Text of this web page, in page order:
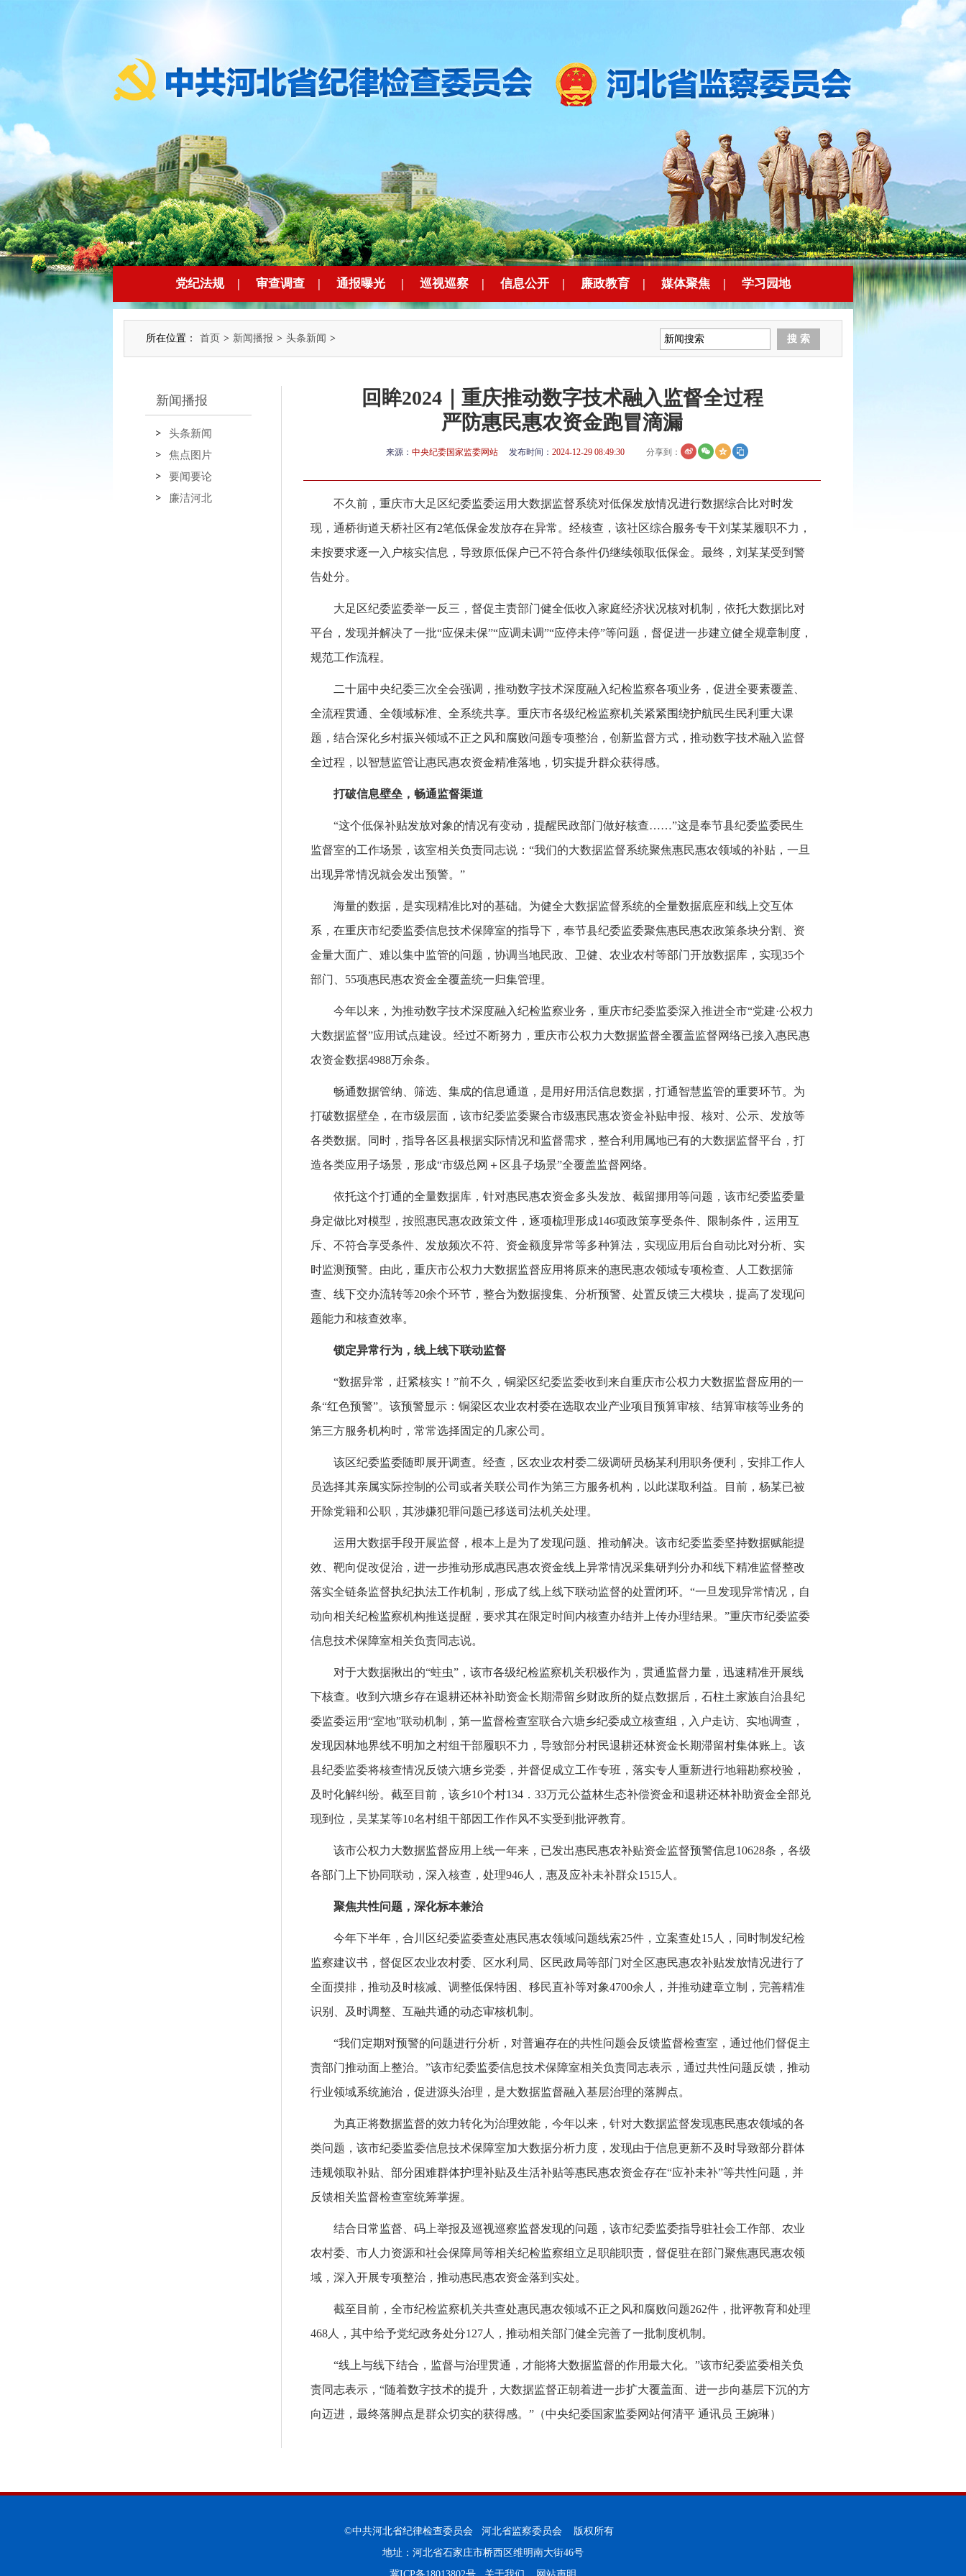
党纪法规 | 审查调查 | 通报曝光 | 巡视巡察 | 信息公开 | 廉政教育 | 媒体聚焦 | 学习园地
所在位置： 首页 > 新闻播报 > 头条新闻 >
新闻播报
头条新闻
焦点图片
要闻要论
廉洁河北
回眸2024｜重庆推动数字技术融入监督全过程
严防惠民惠农资金跑冒滴漏
来源： 中央纪委国家监委网站 发布时间： 2024-12-29 08:49:30 分享到：
不久前，重庆市大足区纪委监委运用大数据监督系统对低保发放情况进行数据综合比对时发
现，通桥街道天桥社区有2笔低保金发放存在异常。经核查，该社区综合服务专干刘某某履职不力，
未按要求逐一入户核实信息，导致原低保户已不符合条件仍继续领取低保金。最终，刘某某受到警
告处分。
大足区纪委监委举一反三，督促主责部门健全低收入家庭经济状况核对机制，依托大数据比对
平台，发现并解决了一批“应保未保”“应调未调”“应停未停”等问题，督促进一步建立健全规章制度，
规范工作流程。
二十届中央纪委三次全会强调，推动数字技术深度融入纪检监察各项业务，促进全要素覆盖、
全流程贯通、全领域标准、全系统共享。重庆市各级纪检监察机关紧紧围绕护航民生民利重大课
题，结合深化乡村振兴领域不正之风和腐败问题专项整治，创新监督方式，推动数字技术融入监督
全过程，以智慧监管让惠民惠农资金精准落地，切实提升群众获得感。
打破信息壁垒，畅通监督渠道
“这个低保补贴发放对象的情况有变动，提醒民政部门做好核查……”这是奉节县纪委监委民生
监督室的工作场景，该室相关负责同志说：“我们的大数据监督系统聚焦惠民惠农领域的补贴，一旦
出现异常情况就会发出预警。”
海量的数据，是实现精准比对的基础。为健全大数据监督系统的全量数据底座和线上交互体
系，在重庆市纪委监委信息技术保障室的指导下，奉节县纪委监委聚焦惠民惠农政策条块分割、资
金量大面广、难以集中监管的问题，协调当地民政、卫健、农业农村等部门开放数据库，实现35个
部门、55项惠民惠农资金全覆盖统一归集管理。
今年以来，为推动数字技术深度融入纪检监察业务，重庆市纪委监委深入推进全市“党建·公权力
大数据监督”应用试点建设。经过不断努力，重庆市公权力大数据监督全覆盖监督网络已接入惠民惠
农资金数据4988万余条。
畅通数据管纳、筛选、集成的信息通道，是用好用活信息数据，打通智慧监管的重要环节。为
打破数据壁垒，在市级层面，该市纪委监委聚合市级惠民惠农资金补贴申报、核对、公示、发放等
各类数据。同时，指导各区县根据实际情况和监督需求，整合利用属地已有的大数据监督平台，打
造各类应用子场景，形成“市级总网＋区县子场景”全覆盖监督网络。
依托这个打通的全量数据库，针对惠民惠农资金多头发放、截留挪用等问题，该市纪委监委量
身定做比对模型，按照惠民惠农政策文件，逐项梳理形成146项政策享受条件、限制条件，运用互
斥、不符合享受条件、发放频次不符、资金额度异常等多种算法，实现应用后台自动比对分析、实
时监测预警。由此，重庆市公权力大数据监督应用将原来的惠民惠农领域专项检查、人工数据筛
查、线下交办流转等20余个环节，整合为数据搜集、分析预警、处置反馈三大模块，提高了发现问
题能力和核查效率。
锁定异常行为，线上线下联动监督
“数据异常，赶紧核实！”前不久，铜梁区纪委监委收到来自重庆市公权力大数据监督应用的一
条“红色预警”。该预警显示：铜梁区农业农村委在选取农业产业项目预算审核、结算审核等业务的
第三方服务机构时，常常选择固定的几家公司。
该区纪委监委随即展开调查。经查，区农业农村委二级调研员杨某利用职务便利，安排工作人
员选择其亲属实际控制的公司或者关联公司作为第三方服务机构，以此谋取利益。目前，杨某已被
开除党籍和公职，其涉嫌犯罪问题已移送司法机关处理。
运用大数据手段开展监督，根本上是为了发现问题、推动解决。该市纪委监委坚持数据赋能提
效、靶向促改促治，进一步推动形成惠民惠农资金线上异常情况采集研判分办和线下精准监督整改
落实全链条监督执纪执法工作机制，形成了线上线下联动监督的处置闭环。“一旦发现异常情况，自
动向相关纪检监察机构推送提醒，要求其在限定时间内核查办结并上传办理结果。”重庆市纪委监委
信息技术保障室相关负责同志说。
对于大数据揪出的“蛀虫”，该市各级纪检监察机关积极作为，贯通监督力量，迅速精准开展线
下核查。收到六塘乡存在退耕还林补助资金长期滞留乡财政所的疑点数据后，石柱土家族自治县纪
委监委运用“室地”联动机制，第一监督检查室联合六塘乡纪委成立核查组，入户走访、实地调查，
发现因林地界线不明加之村组干部履职不力，导致部分村民退耕还林资金长期滞留村集体账上。该
县纪委监委将核查情况反馈六塘乡党委，并督促成立工作专班，落实专人重新进行地籍勘察校验，
及时化解纠纷。截至目前，该乡10个村134．33万元公益林生态补偿资金和退耕还林补助资金全部兑
现到位，吴某某等10名村组干部因工作作风不实受到批评教育。
该市公权力大数据监督应用上线一年来，已发出惠民惠农补贴资金监督预警信息10628条，各级
各部门上下协同联动，深入核查，处理946人，惠及应补未补群众1515人。
聚焦共性问题，深化标本兼治
今年下半年，合川区纪委监委查处惠民惠农领域问题线索25件，立案查处15人，同时制发纪检
监察建议书，督促区农业农村委、区水利局、区民政局等部门对全区惠民惠农补贴发放情况进行了
全面摸排，推动及时核减、调整低保特困、移民直补等对象4700余人，并推动建章立制，完善精准
识别、及时调整、互融共通的动态审核机制。
“我们定期对预警的问题进行分析，对普遍存在的共性问题会反馈监督检查室，通过他们督促主
责部门推动面上整治。”该市纪委监委信息技术保障室相关负责同志表示，通过共性问题反馈，推动
行业领域系统施治，促进源头治理，是大数据监督融入基层治理的落脚点。
为真正将数据监督的效力转化为治理效能，今年以来，针对大数据监督发现惠民惠农领域的各
类问题，该市纪委监委信息技术保障室加大数据分析力度，发现由于信息更新不及时导致部分群体
违规领取补贴、部分困难群体护理补贴及生活补贴等惠民惠农资金存在“应补未补”等共性问题，并
反馈相关监督检查室统筹掌握。
结合日常监督、码上举报及巡视巡察监督发现的问题，该市纪委监委指导驻社会工作部、农业
农村委、市人力资源和社会保障局等相关纪检监察组立足职能职责，督促驻在部门聚焦惠民惠农领
域，深入开展专项整治，推动惠民惠农资金落到实处。
截至目前，全市纪检监察机关共查处惠民惠农领域不正之风和腐败问题262件，批评教育和处理
468人，其中给予党纪政务处分127人，推动相关部门健全完善了一批制度机制。
“线上与线下结合，监督与治理贯通，才能将大数据监督的作用最大化。”该市纪委监委相关负
责同志表示，“随着数字技术的提升，大数据监督正朝着进一步扩大覆盖面、进一步向基层下沉的方
向迈进，最终落脚点是群众切实的获得感。”（中央纪委国家监委网站何清平 通讯员 王婉琳）
©中共河北省纪律检查委员会 河北省监察委员会 版权所有
地址：河北省石家庄市桥西区维明南大街46号